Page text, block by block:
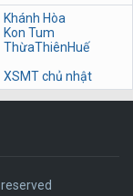
Khánh Hòa
Kon Tum
ThừaThiênHuế
XSMT chủ nhật